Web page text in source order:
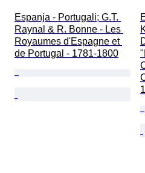
Espanja - Portugali; G.T.
Raynal & R. Bonne - Les
Royaumes d'Espagne et
de Portugal - 1781-1800